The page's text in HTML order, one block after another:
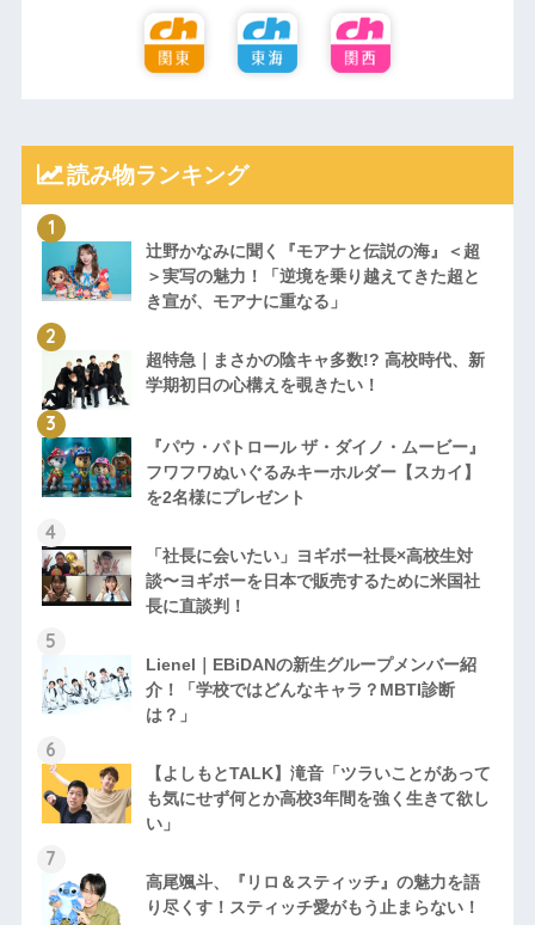
読み物ランキング
辻野かなみに聞く『モアナと伝説の海』＜超
＞実写の魅力！「逆境を乗り越えてきた超と
き宣が、モアナに重なる」
超特急｜まさかの陰キャ多数!? 高校時代、新
学期初日の心構えを覗きたい！
『パウ・パトロール ザ・ダイノ・ムービー』
フワフワぬいぐるみキーホルダー【スカイ】
を2名様にプレゼント
「社長に会いたい」ヨギボー社長×高校生対
談〜ヨギボーを日本で販売するために米国社
長に直談判！
Lienel｜EBiDANの新生グループメンバー紹
介！「学校ではどんなキャラ？MBTI診断
は？」
【よしもとTALK】滝音「ツラいことがあって
も気にせず何とか高校3年間を強く生きて欲し
い」
高尾颯斗、『リロ＆スティッチ』の魅力を語
り尽くす！スティッチ愛がもう止まらない！